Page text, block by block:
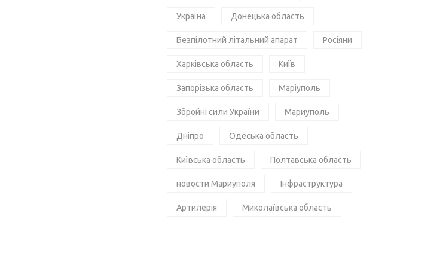
Україна Донецька область
Безпілотний літальний апарат Росіяни
Харківська область Київ
Запорізька область Маріуполь
Збройні сили України Мариуполь
Дніпро Одеська область
Київська область Полтавська область
новости Мариуполя Інфраструктура
Артилерія Миколаївська область